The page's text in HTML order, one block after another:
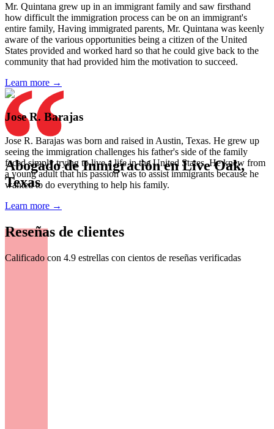
Abogado de Inmigración en Live Oak,
Texas
Mr. Quintana grew up in an immigrant family and saw firsthand
how difficult the immigration process can be on an immigrant's
entire family, Having immigrated parents, Mr. Quintana was keenly
aware of the various opportunities being a citizen of the United
States provided and worked hard so that he could give back to the
community that had provided him the motivation to succeed.
Learn more →
Jose R. Barajas
Jose R. Barajas was born and raised in Austin, Texas. He grew up
seeing the immigration challenges his father's side of the family
faced simply trying to live a life in the United States. He knew from
a young adult that his passion was to assist immigrants because he
wanted to do everything to help his family.
Learn more →
Reseñas de clientes
Calificado con 4.9 estrellas con cientos de reseñas verificadas